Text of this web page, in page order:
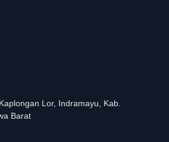
Lor, Indramayu, Kab.
Barat